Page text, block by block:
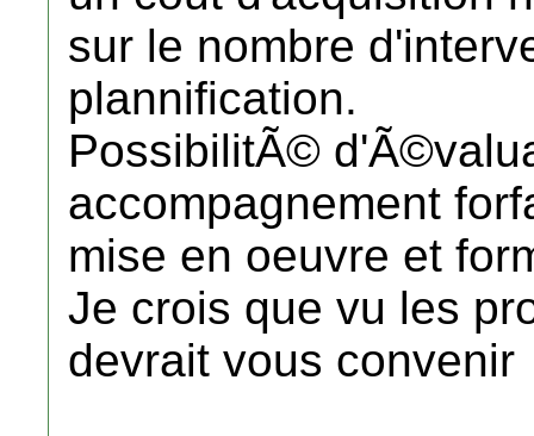
sur le nombre
plannification.
PossibilitÃ©
accompagnement
mise en oeuvre et
Je crois que vu les
devrait vous convenir